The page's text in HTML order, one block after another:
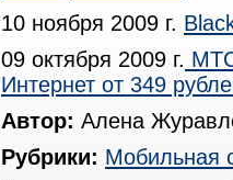
10 ноября 2009 г.
09 октября 2009 г.
Интернет от 349
Автор: Алена
Рубрики: Мобильная